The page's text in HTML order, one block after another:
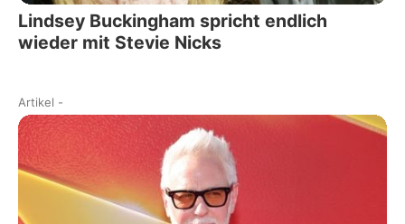
Lindsey Buckingham spricht endlich
wieder mit Stevie Nicks
Artikel -